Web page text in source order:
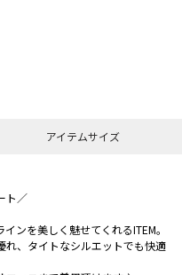
アイテムサイズ
ト／
ンを美しく魅せてくれるITEM。
れ、タイトなシルエットでも快適